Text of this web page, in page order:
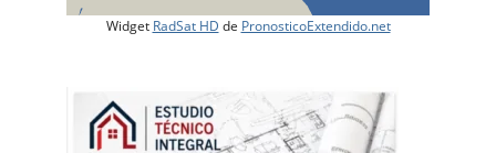
Widget RadSat HD de PronosticoExtendido.net